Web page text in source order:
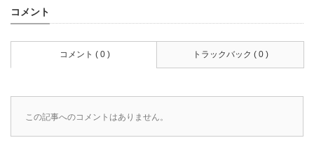
コメント
コメント ( 0 ) トラックバック ( 0 )
この記事へのコメントはありません。